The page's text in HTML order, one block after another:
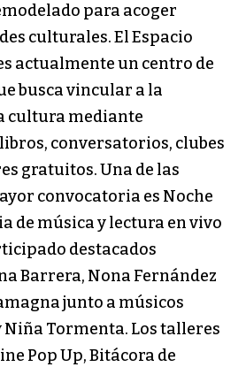
para acoger
culturales. El Espacio
actualmente un centro de
busca vincular a la
cultura mediante
conversatorios, clubes
gratuitos. Una de las
convocatoria es Noche
de música y lectura en vivo
destacados
Barrera, Nona Fernández
junto a músicos
Niña Tormenta. Los talleres
Pop Up, Bitácora de